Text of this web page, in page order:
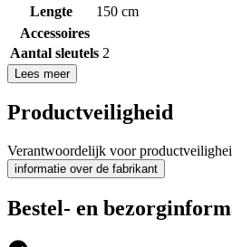
Lengte
150 cm
Accessoires
Aantal sleutels 2
Lees meer
Productveiligheid
Verantwoordelijk voor
informatie over de fabrikant
Bestel- en